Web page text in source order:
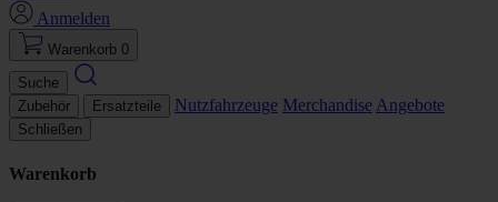
Anmelden
Warenkorb 0
Suche
Zubehör
Ersatzteile Nutzfahrzeuge Merchandise Angebote
Schließen
Warenkorb